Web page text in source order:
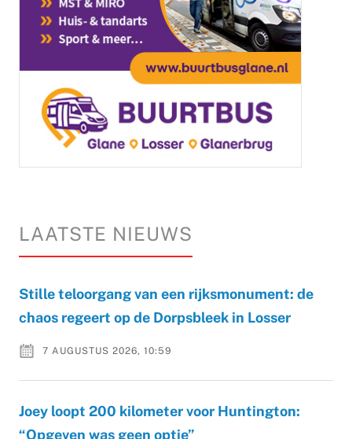
LAATSTE NIEUWS
Stille teloorgang van een rijksmonument: de
chaos regeert op de Dorpsbleek in Losser
7 AUGUSTUS 2026, 10:59
Joey loopt 200 kilometer voor Huntington:
“Opgeven was geen optie”